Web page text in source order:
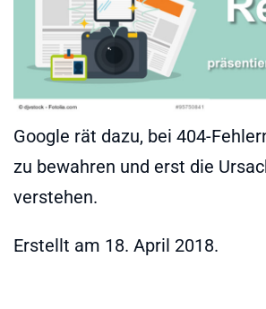
Google rät dazu, bei 404-
zu bewahren und erst die
verstehen.
Erstellt am 18. April 2018.